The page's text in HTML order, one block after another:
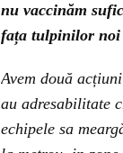
nu vaccinăm
fața tulpinilor noi
Avem două
au adresabilitate
echipele sa